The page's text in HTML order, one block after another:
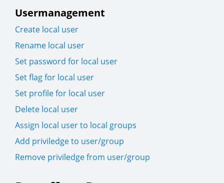
Usermanagement
Create local user
Rename local user
Set password for local user
Set flag for local user
Set profile for local user
Delete local user
Assign local user to local groups
Add priviledge to user/group
Remove priviledge from user/group